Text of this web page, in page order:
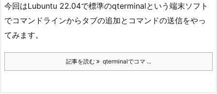
今回はLubuntu 22.04で標準のqterminalという端末ソフト
でコマンドラインからタブの追加とコマンドの送信をやっ
てみます。
記事を読む qterminalでコマ ...